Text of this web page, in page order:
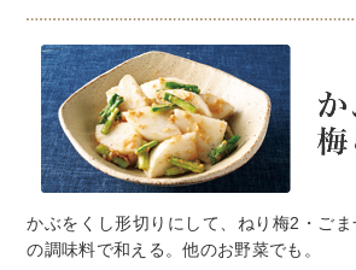
かぶをくし形切りにして、ねり梅2・ご
の調味料で和える。他のお野菜でも。